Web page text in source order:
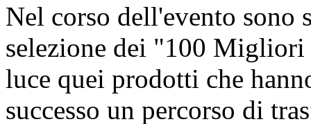
Nel corso dell'evento
selezione dei "100
luce quei prodotti che
successo un percorso di